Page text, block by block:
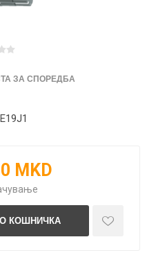
ЗА СПОРЕДБА
MKD